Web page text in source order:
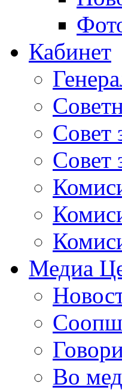
Кабинет
Совет
Совет
Медиа
Во